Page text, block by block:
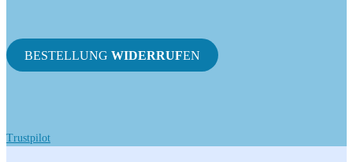
BESTELLUNG WIDERRUFEN
Trustpilot